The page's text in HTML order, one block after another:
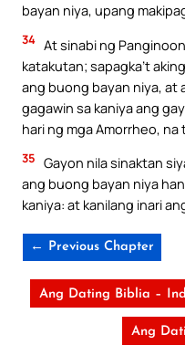
bayan niya, upang
34 At sinabi ng
katakutan; sapagka’t
ang buong bayan niya, at
gagawin sa kaniya ang
hari ng mga Amorrheo,
35 Gayon nila sinaktan
ang buong bayan niya
kaniya: at kanilang inari
← Previous Chapter
Ang Dating Biblia –
Ang